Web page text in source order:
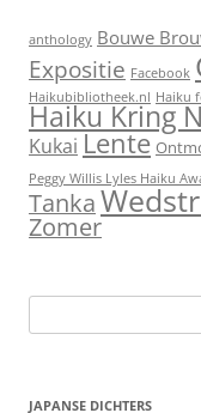
anthology Bouwe
Expositie Facebook
Haikubibliotheek.nl Haiku
Haiku Kring
Kukai Lente
Peggy Willis Lyles Haiku
Tanka
Zomer
naar:
JAPANSE DICHTERS